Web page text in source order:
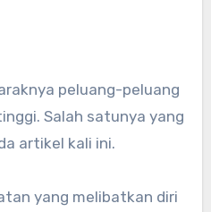
Salah satunya yang
artikel kali ini.
yang melibatkan diri